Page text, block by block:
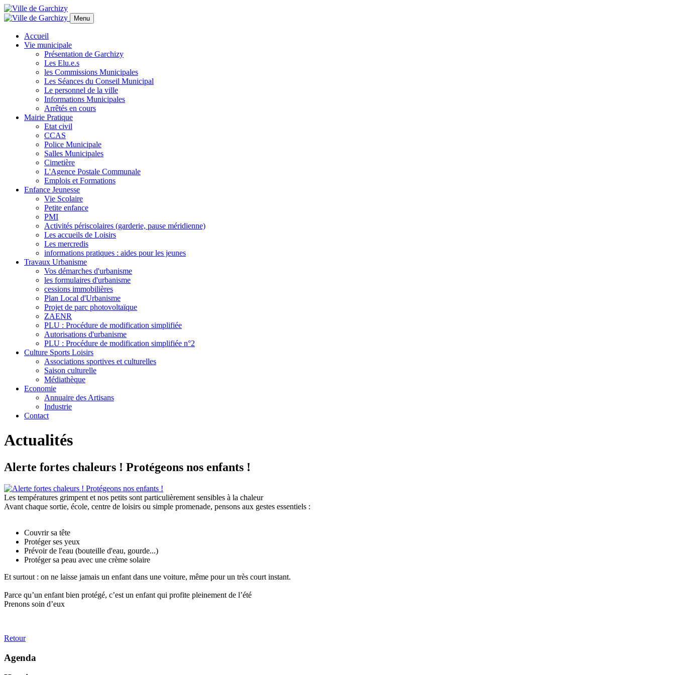
Menu
Accueil
Vie municipale
Présentation de Garchizy
Les Elu.e.s
les Commissions Municipales
Les Séances du Conseil Municipal
Le personnel de la ville
Informations Municipales
Arrêtés en cours
Mairie Pratique
Etat civil
CCAS
Police Municipale
Salles Municipales
Cimetière
L'Agence Postale Communale
Emplois et Formations
Enfance Jeunesse
Vie Scolaire
Petite enfance
PMI
Activités périscolaires (garderie, pause méridienne)
Les accueils de Loisirs
Les mercredis
informations pratiques : aides pour les jeunes
Travaux Urbanisme
Vos démarches d'urbanisme
les formulaires d'urbanisme
cessions immobilières
Plan Local d'Urbanisme
Projet de parc photovoltaïque
ZAENR
PLU : Procédure de modification simplifiée
Autorisations d'urbanisme
PLU : Procédure de modification simplifiée n°2
Culture Sports Loisirs
Associations sportives et culturelles
Saison culturelle
Médiathèque
Economie
Annuaire des Artisans
Industrie
Contact
Actualités
Alerte fortes chaleurs ! Protégeons nos enfants !
Les températures grimpent et nos petits sont particulièrement sensibles à la chaleur
Avant chaque sortie, école, centre de loisirs ou simple promenade, pensons aux gestes essentiels :
Couvrir sa tête
Protéger ses yeux
Prévoir de l'eau (bouteille d'eau, gourde...)
Protéger sa peau avec une crème solaire
Et surtout : on ne laisse jamais un enfant dans une voiture, même pour un très court instant.
Parce qu’un enfant bien protégé, c’est un enfant qui profite pleinement de l’été
Prenons soin d’eux
Retour
Agenda
Panneau de gestion des cookies